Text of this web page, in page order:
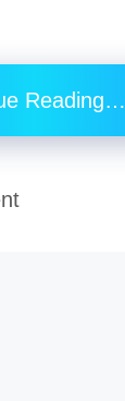
Reading…